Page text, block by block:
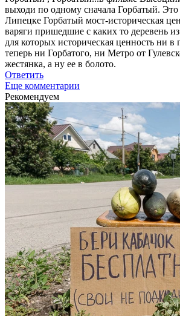
выходи по одному сначала Горбатый. Это
Липецке Горбатый мост-историческая
варяги пришедшие с каких то деревень
для которых историческая ценность ни в
теперь ни Горбатого, ни Метро от
жестянка, а ну ее в болото.
Ответить
Еще комментарии
Рекомендуем